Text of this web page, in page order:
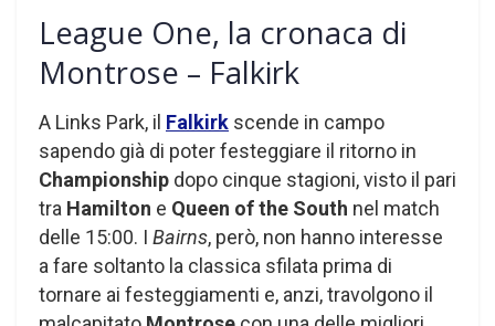
League One, la cronaca di
Montrose – Falkirk
A Links Park, il Falkirk scende in campo
sapendo già di poter festeggiare il ritorno in
Championship dopo cinque stagioni, visto il pari
tra Hamilton e Queen of the South nel match
delle 15:00. I Bairns, però, non hanno interesse
a fare soltanto la classica sfilata prima di
tornare ai festeggiamenti e, anzi, travolgono il